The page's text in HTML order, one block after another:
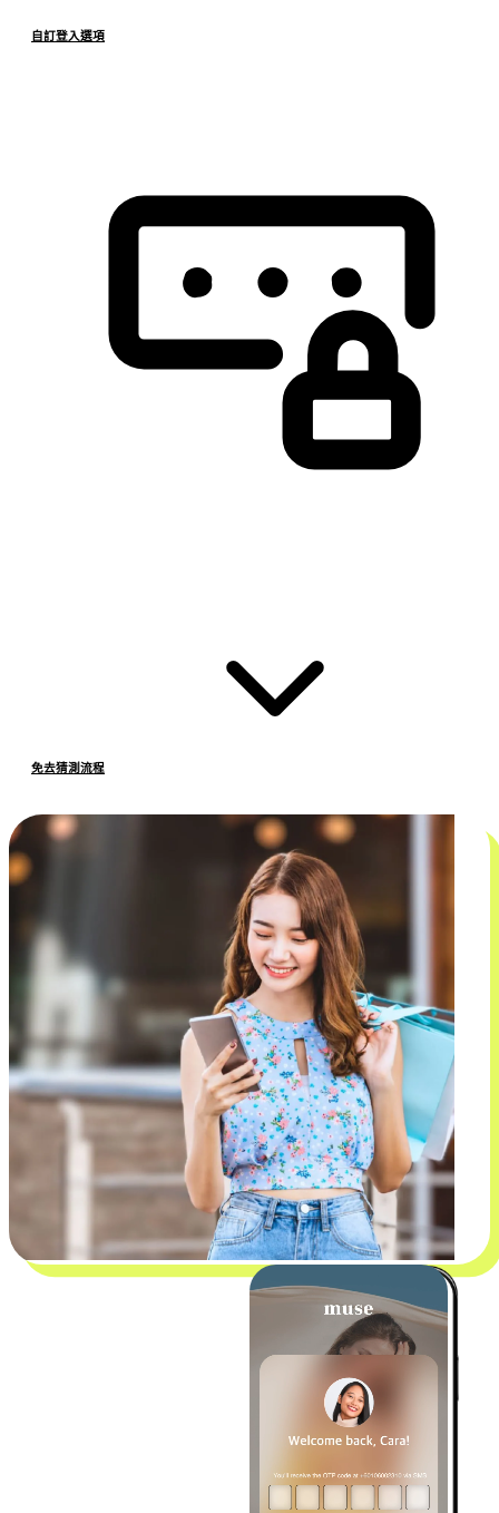
自訂登入選項
免去猜測流程